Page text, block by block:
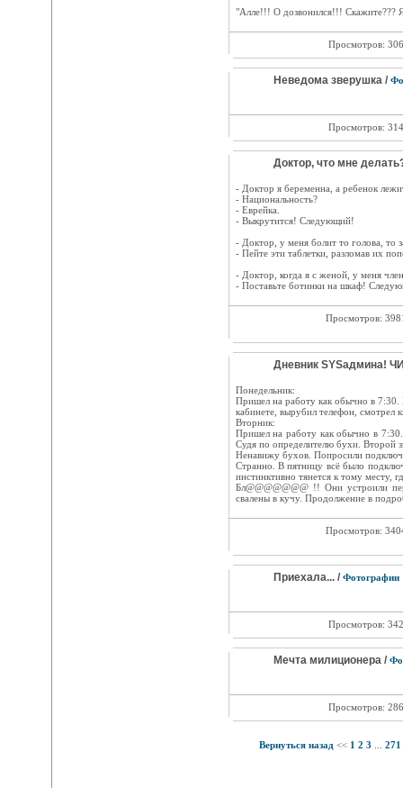
"Алле!!! О дозвонился!!! Скажите???
Просмотров:
Неведома зверушка /
Просмотров:
Доктор, что мне
- Доктор я беременна, а ребенок
- Национальность?
- Еврейка.
- Выкрутится! Следующий!
- Доктор, у меня болит то голова, то
- Пейте эти таблетки, разломав их
- Доктор, когда я с женой, у меня
- Поставьте ботинки на шкаф!
Просмотров:
Дневник SYSадмина!
Понедельник:
Пришел на работу как обычно в 7:30.
кабинете, вырубил телефон, смотрел
Вторник:
Пришел на работу как обычно в
Судя по определителю бухи. Второй
Ненавижу бухов. Попросили
Странно. В пятницу всё было
инстинктивно тянется к тому месту,
Бл@@@@@@@ !! Они устроили
свалены в кучу. Продолжение в
Просмотров:
Приехала... / Фотографии
Просмотров:
Мечта милиционера /
Просмотров:
Вернуться назад<< 1 2 3 271